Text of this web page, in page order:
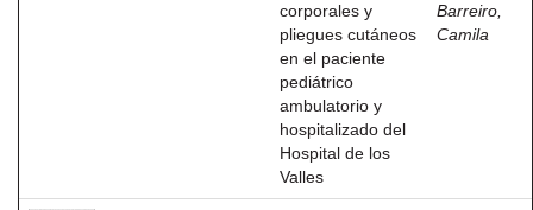
corporales y
pliegues cutáneos
en el paciente
pediátrico
ambulatorio y
hospitalizado del
Hospital de los
Valles
Barreiro,
Camila